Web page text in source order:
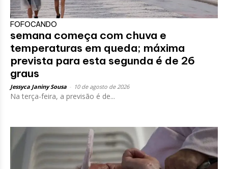
FOFOCANDO
semana começa com chuva e
temperaturas em queda; máxima
prevista para esta segunda é de 26
graus
Jessyca Janiny Sousa 10 de agosto de 2026
Na terça-feira, a previsão é de...